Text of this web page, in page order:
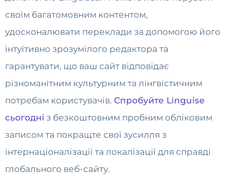
своїм багатомовним контентом,
удосконалювати переклади за допомогою його
інтуїтивно зрозумілого редактора та
гарантувати, що ваш сайт відповідає
різноманітним культурним та лінгвістичним
потребам користувачів. Спробуйте Linguise
сьогодні з безкоштовним пробним обліковим
записом та покращте свої зусилля з
інтернаціоналізації та локалізації для справді
глобального веб-сайту.